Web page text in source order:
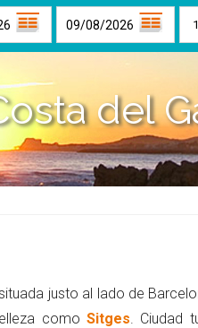
del
justo al lado de
comoSitges. Ciudad